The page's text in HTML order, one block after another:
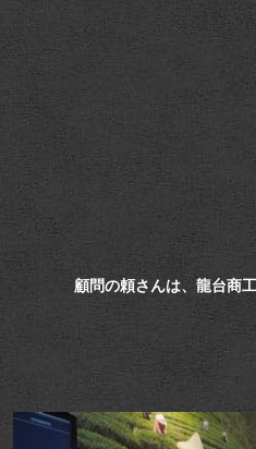
顧問の頼さんは、龍台商